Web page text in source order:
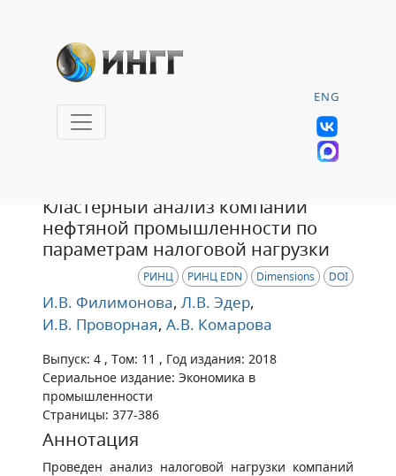
ENG
Кластерный анализ компаний
нефтяной промышленности по
параметрам налоговой нагрузки
РИНЦ РИНЦ EDN Dimensions DOI
И.В. Филимонова, Л.В. Эдер,
И.В. Проворная, А.В. Комарова
Выпуск: 4 , Том: 11 , Год издания: 2018
Сериальное издание: Экономика в
промышленности
Страницы: 377-386
Аннотация
Проведен анализ налоговой нагрузки компаний